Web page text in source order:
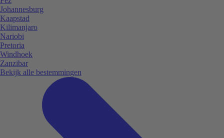
Johannesburg
Kaapstad
Kilimanjaro
Nariobi
Pretoria
Windhoek
Zanzibar
Bekijk alle bestemmingen